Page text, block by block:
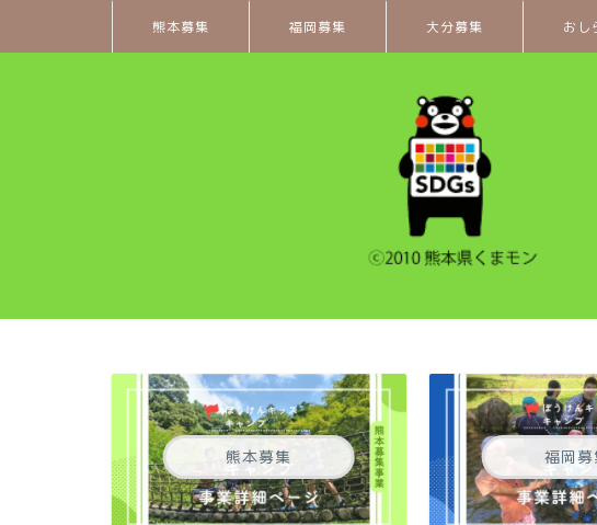
熊本募集 福岡募集 大分募集 おし
熊本募集 福岡募